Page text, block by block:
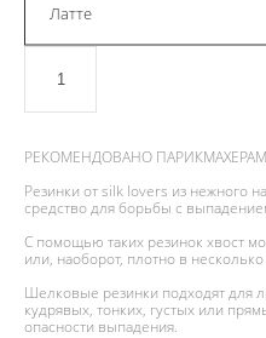
Латте
РЕКОМЕНДОВАНО
Резинки от silk lovers из нежного
средство для борьбы с
С помощью таких резинок хвост
или, наоборот, плотно в
Шелковые резинки подходят для
кудрявых, тонких, густых или
опасности выпадения.